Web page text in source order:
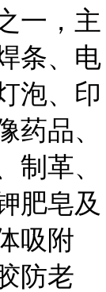
一，主
条、电
泡、印
药品、
制革、
肥皂及
吸附
防老